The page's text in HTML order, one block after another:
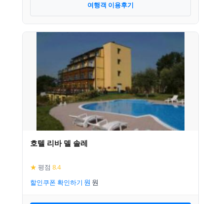
여행객 이용후기
호텔 리바 델 솔레
★ 평점 8.4
할인쿠폰 확인하기